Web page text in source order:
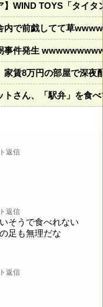
】WIND TOYS「タイ
内で前戯してて草
拐事件発生
家賃8万円の部屋で深
トさん、「駅弁」を食
返信
返信
そうで食べれない
足も無理だな
返信